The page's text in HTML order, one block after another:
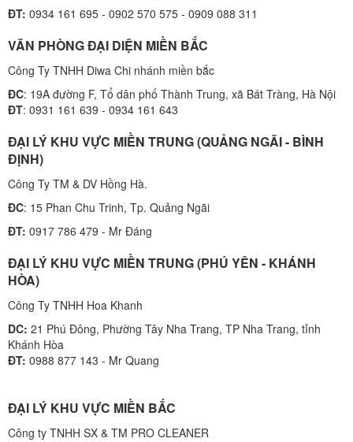
ĐT: 0934 161 695 - 0902 570 575 - 0909 088 311
VĂN PHÒNG ĐẠI DIỆN MIỀN BẮC
Công Ty TNHH Diwa Chi nhánh miền bắc
ĐC: 19A đường F, Tổ dân phố Thành Trung, xã Bát Tràng, Hà Nội
ĐT: 0931 161 639 - 0934 161 643
ĐẠI LÝ KHU VỰC MIỀN TRUNG (QUẢNG NGÃI - BÌNH
ĐỊNH)
Công Ty TM & DV Hồng Hà.
ĐC: 15 Phan Chu Trinh, Tp. Quảng Ngãi
ĐT: 0917 786 479 - Mr Đáng
ĐẠI LÝ KHU VỰC MIỀN TRUNG (PHÚ YÊN - KHÁNH
HÒA)
Công Ty TNHH Hoa Khanh
DC: 21 Phú Đông, Phường Tây Nha Trang, TP Nha Trang, tỉnh
Khánh Hòa
ĐT: 0988 877 143 - Mr Quang
ĐẠI LÝ KHU VỰC MIỀN BẮC
Công ty TNHH SX & TM PRO CLEANER